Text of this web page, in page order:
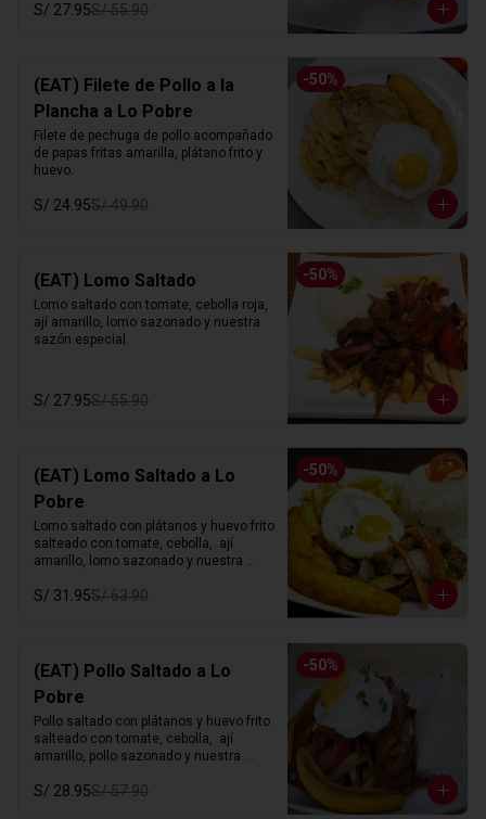
S/ 27.95S/ 55.90
-50%
(EAT) Filete de Pollo a la
Plancha a Lo Pobre
Filete de pechuga de pollo acompañado
de papas fritas amarilla, plátano frito y
huevo.
S/ 24.95S/ 49.90
-50%
(EAT) Lomo Saltado
Lomo saltado con tomate, cebolla roja,
ají amarillo, lomo sazonado y nuestra
sazón especial.
S/ 27.95S/ 55.90
-50%
(EAT) Lomo Saltado a Lo
Pobre
Lomo saltado con plátanos y huevo frito
salteado con tomate, cebolla,  ají
amarillo, lomo sazonado y nuestra
S/ 31.95S/ 63.90
-50%
(EAT) Pollo Saltado a Lo
Pobre
Pollo saltado con plátanos y huevo frito
salteado con tomate, cebolla,  ají
amarillo, pollo sazonado y nuestra
S/ 28.95S/ 57.90